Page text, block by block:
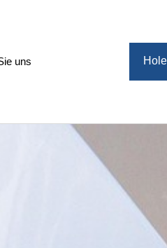
uns